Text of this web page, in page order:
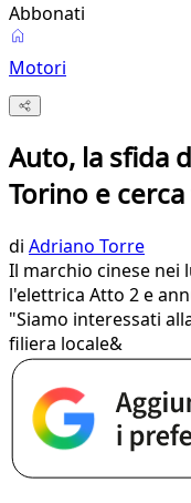
Abbonati
Motori
Auto, la sfida
Torino e
di Adriano Torre
Il marchio cinese nei
l'elettrica Atto 2 e
"Siamo interessati
filiera locale&